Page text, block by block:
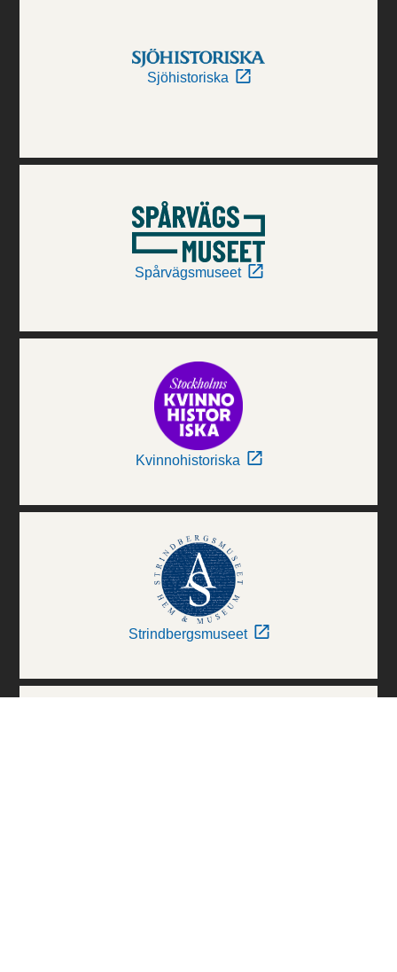
Sjöhistoriska
Spårvägsmuseet
Kvinnohistoriska
Strindbergsmuseet